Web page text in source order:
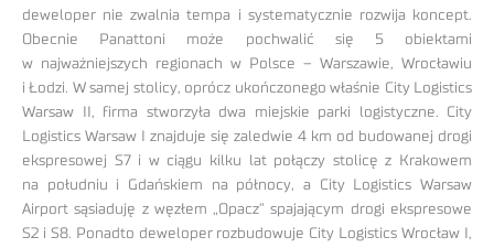
deweloper nie zwalnia tempa i systematycznie rozwija koncept.
Obecnie Panattoni może pochwalić się 5 obiektami
w najważniejszych regionach w Polsce – Warszawie, Wrocławiu
i Łodzi. W samej stolicy, oprócz ukończonego właśnie City Logistics
Warsaw II, firma stworzyła dwa miejskie parki logistyczne. City
Logistics Warsaw I znajduje się zaledwie 4 km od budowanej drogi
ekspresowej S7 i w ciągu kilku lat połączy stolicę z Krakowem
na południu i Gdańskiem na północy, a City Logistics Warsaw
Airport sąsiaduję z węzłem „Opacz” spajającym drogi ekspresowe
S2 i S8. Ponadto deweloper rozbudowuje City Logistics Wrocław I,